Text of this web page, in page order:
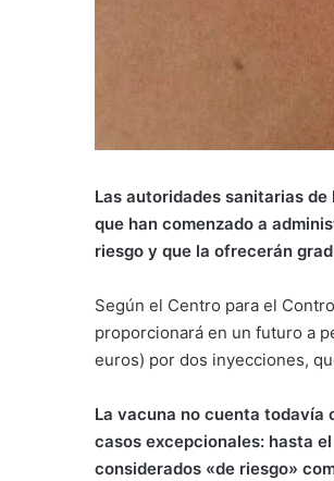
Las autoridades sanitarias
que han comenzado a
riesgo y que la ofrecerán
Según el Centro para el
proporcionará en un futuro a
euros) por dos inyecciones,
La vacuna no cuenta todavía
casos excepcionales: hasta
considerados «de riesgo»